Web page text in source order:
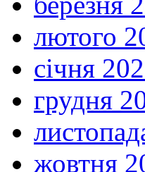
лютого
січня
грудня
жовтня